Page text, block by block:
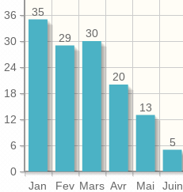
Jan Fev Mars Avr Mai Juin
0
6
12
18
24
30
36
5
13
20
30
29
35